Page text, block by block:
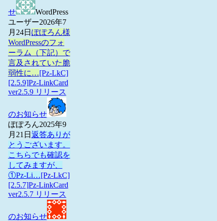
せ
WordPress
ユーザー2026年7
月24日 ぽぽろん様
WordPressのフォ
ーラム（下記）で
言及されていた脆
弱性に…[Pz-LkC]
[2.5.9]Pz-LinkCard
ver2.5.9 リリース
のお知らせ
ぽぽろん2025年9
月21日 返答ありが
とうございます。
こちらでも確認を
してみますが、
①Pz-Li…[Pz-LkC]
[2.5.7]Pz-LinkCard
ver2.5.7 リリース
のお知らせ